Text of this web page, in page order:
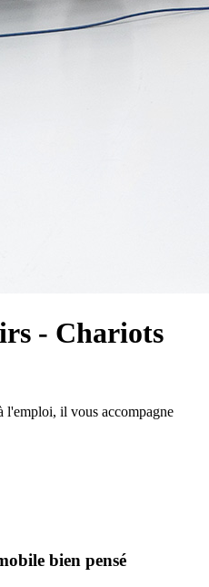
- Chariots
l'emploi, il vous accompagne
bien pensé